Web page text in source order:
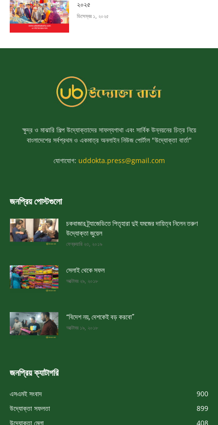
২০২৫
ডিসেম্বর ১, ২০২৫
ক্ষুদ্র ও মাঝারি শিল্প উদ্যোক্তাদের সাফল্যগাথা এবং সার্বিক উন্নয়নের চিত্র নিয়ে
বাংলাদেশের সর্বপ্রথম ও একমাত্র অনলাইন নিউজ পোর্টাল "উদ্যোক্তা বার্তা"
যোগাযোগ: uddokta.press@gmail.com
জনপ্রিয় পোস্টগুলো
চকবাজার ট্র্যাজেডিতে পিতৃহারা দুই যমজের দায়িত্ব নিলেন তরুণ
উদ্যোক্তা জুয়েল
ফেব্রুয়ারি ২৩, ২০১৯
সেলাই থেকে সফল
অক্টোবর ২৯, ২০১৮
“বিদেশ নয়, দেশকেই বড় করবো”
অক্টোবর ১৯, ২০১৮
জনপ্রিয় ক্যাটাগরি
এসএমই সংবাদ
900
উদ্যোক্তা সফলতা
899
উদ্যোক্তা মেলা
408